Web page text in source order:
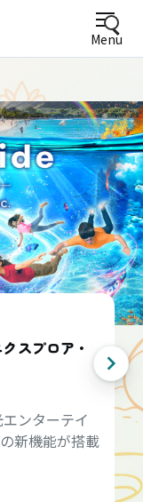
Menu
スプロア・
ンターテイ
新機能が搭載